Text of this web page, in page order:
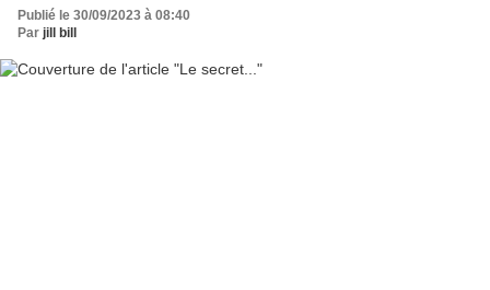
Publié le 30/09/2023 à 08:40
Par jill bill